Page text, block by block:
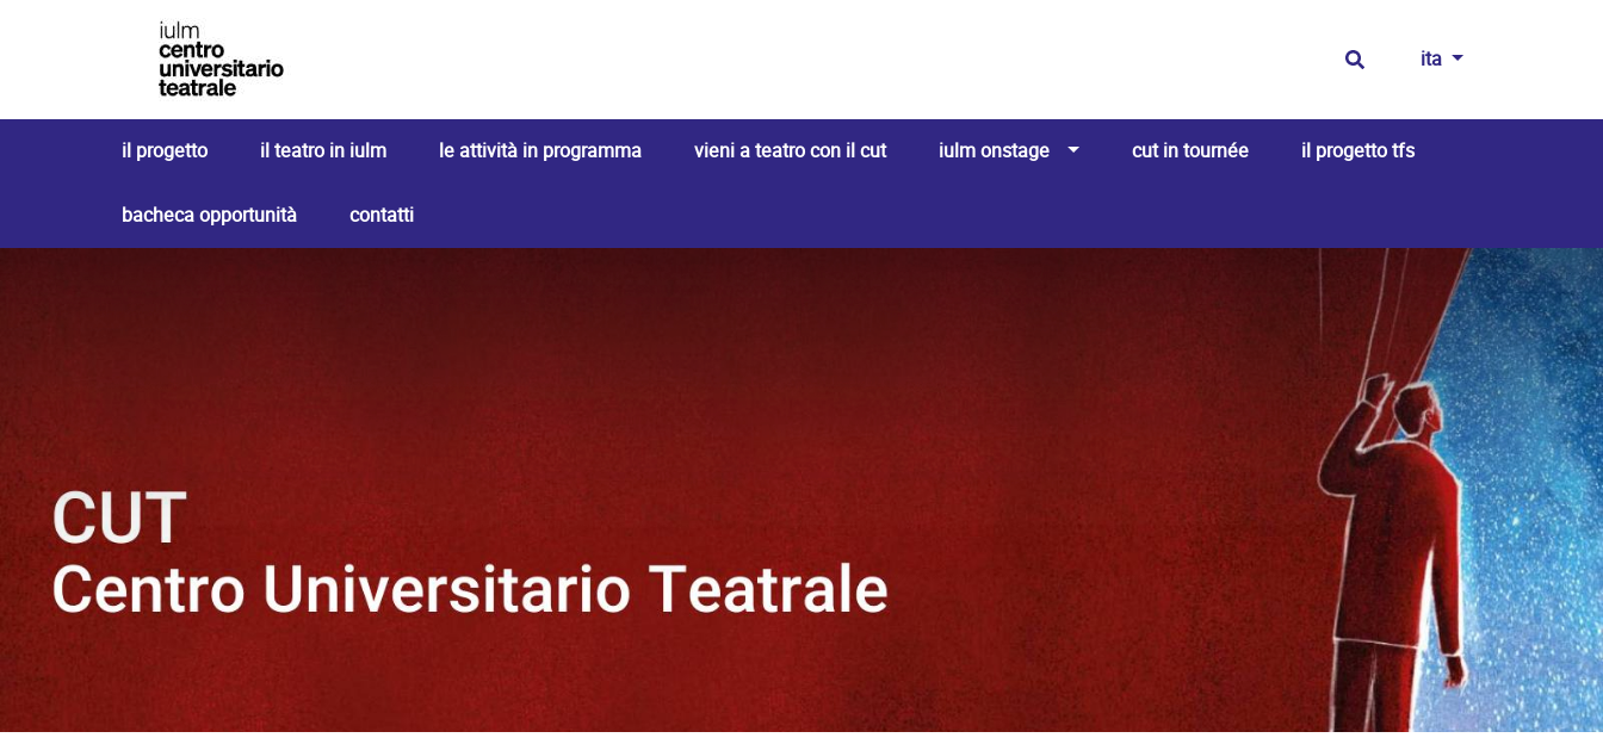
ita
il progetto il teatro in iulm le attività in programma vieni a teatro con il cut iulm onstage cut in tournée il progetto tfs
bacheca opportunità contatti